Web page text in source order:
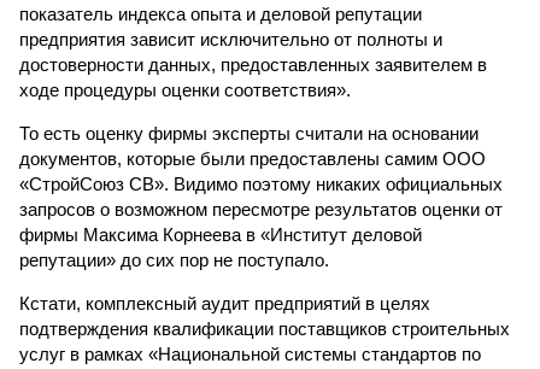
показатель индекса опыта и деловой репутации
предприятия зависит исключительно от полноты и
достоверности данных, предоставленных заявителем в
ходе процедуры оценки соответствия».
То есть оценку фирмы эксперты считали на основании
документов, которые были предоставлены самим ООО
«СтройСоюз СВ». Видимо поэтому никаких официальных
запросов о возможном пересмотре результатов оценки от
фирмы Максима Корнеева в «Институт деловой
репутации» до сих пор не поступало.
Кстати, комплексный аудит предприятий в целях
подтверждения квалификации поставщиков строительных
услуг в рамках «Национальной системы стандартов по